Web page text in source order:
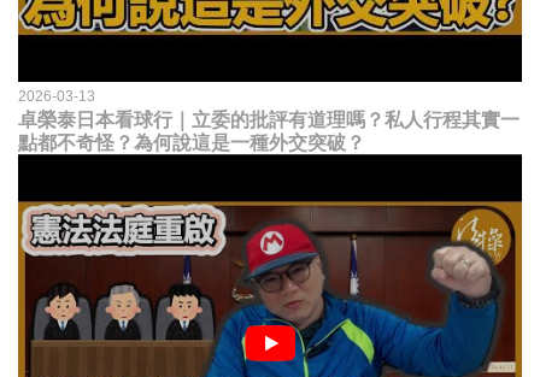
2026-03-13
卓榮泰日本看球行｜立委的批評有道理嗎？私人行程其實一
點都不奇怪？為何說這是一種外交突破？